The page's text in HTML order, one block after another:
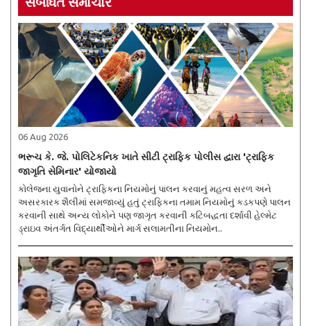
06 Aug 2026
ભરૂચ કે. જે. પોલિટેકનિક ખાતે સીટી ટ્રાફિક પોલીસ દ્વારા 'ટ્રાફિક
જાગૃતિ સેમિનાર' યોજાયો
કોલેજના યુવાનોને ટ્રાફિકના નિયમોનું પાલન કરવાનું મહત્વ સરળ અને
અસરકારક શૈલીમાં સમજાવ્યું હતું ટ્રાફિકના તમામ નિયમોનું કડકપણે પાલન
કરવાની સાથે અન્ય લોકોને પણ જાગૃત કરવાની કટિબદ્ધતા દર્શાવી હેલ્મેટ
ડ્રાઇવ અંતર્ગત વિદ્યાર્થીઓને માર્ગ સલામતીના નિયમોન..